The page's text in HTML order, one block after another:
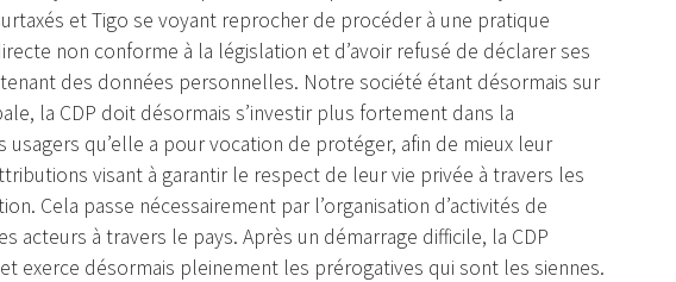
et Tigo se voyant reprocher de procéder à une pratique
non conforme à la législation et d’avoir refusé de déclarer ses
des données personnelles. Notre société étant désormais sur
la CDP doit désormais s’investir plus fortement dans la
qu’elle a pour vocation de protéger, afin de mieux leur
visant à garantir le respect de leur vie privée à travers les
Cela passe nécessairement par l’organisation d’activités de
acteurs à travers le pays. Après un démarrage difficile, la CDP
exerce désormais pleinement les prérogatives qui sont les siennes.